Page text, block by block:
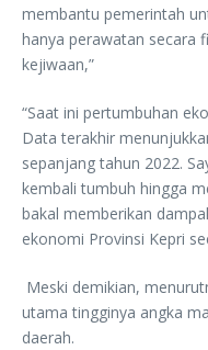
membantu pemerintah
hanya perawatan secara
kejiwaan,”
“Saat ini pertumbuhan
Data terakhir
sepanjang tahun 2022.
kembali tumbuh hingga
bakal memberikan
ekonomi Provinsi Kepri
Meski demikian,
utama tingginya angka
daerah.